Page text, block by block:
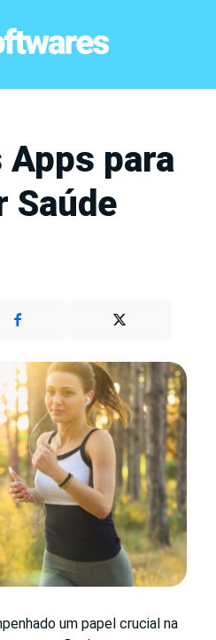
para
Saúde
um papel crucial na